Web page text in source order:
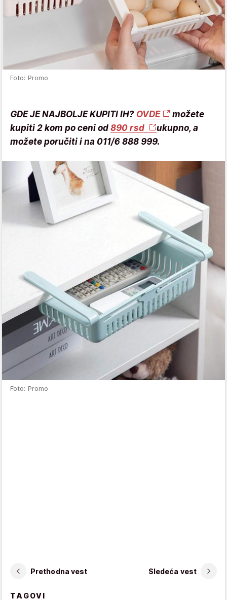
Foto: Promo
GDE JE NAJBOLJE KUPITI IH? OVDE
možete
kupiti 2 kom po ceni od 890 rsd
ukupno, a
možete poručiti i na 011/6 888 999.
Foto: Promo
Prethodna vest Sledeća vest
TAGOVI